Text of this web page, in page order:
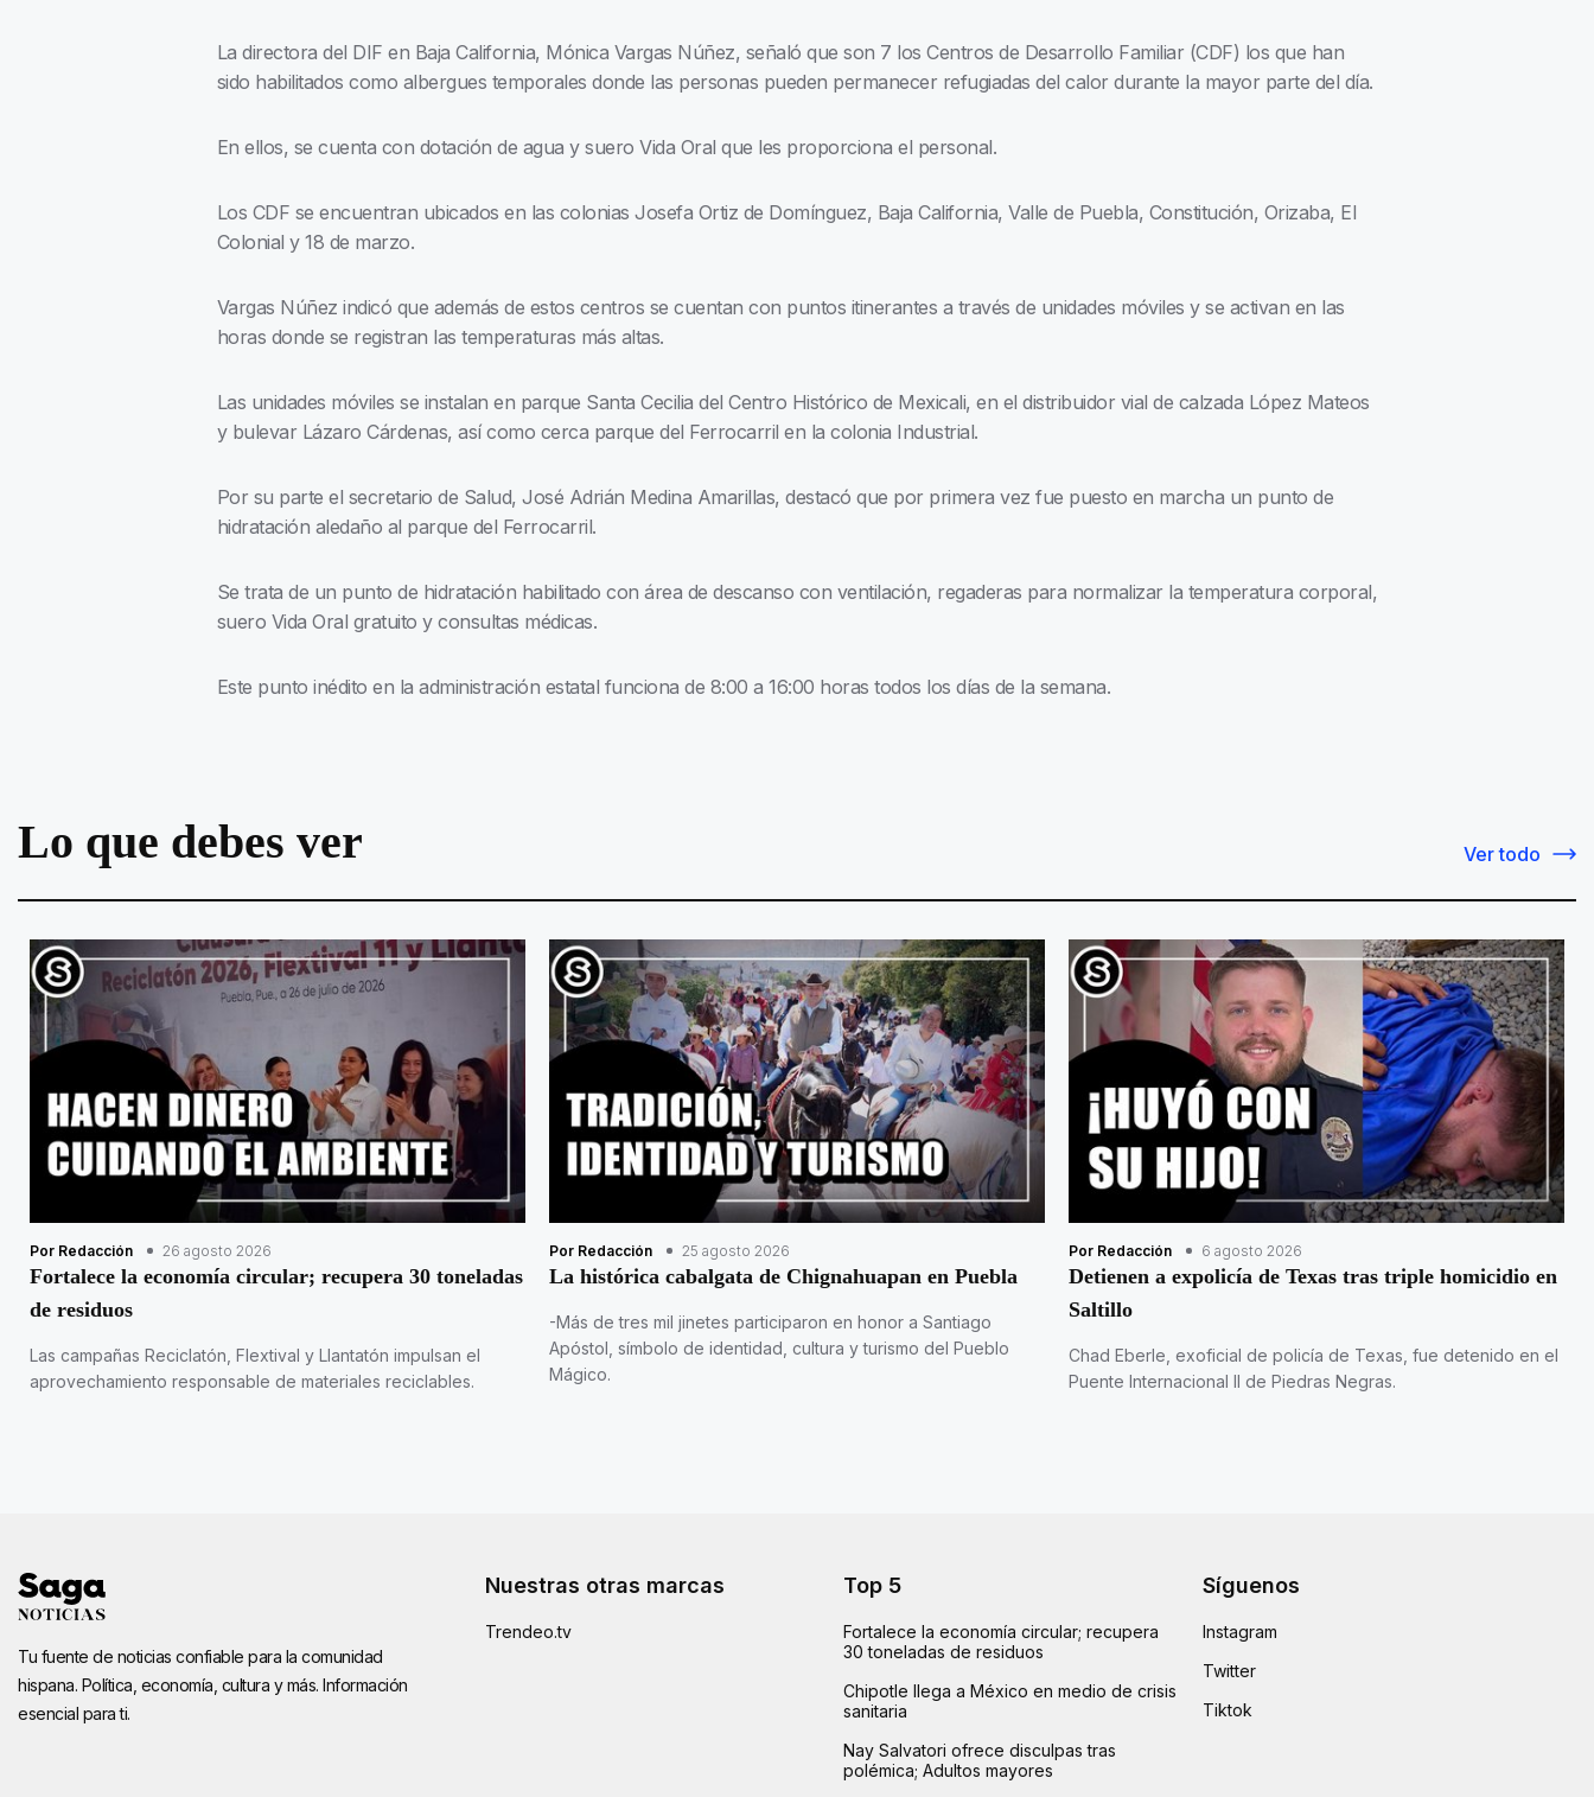
La directora del DIF en Baja California, Mónica Vargas Núñez, señaló que son 7 los Centros de Desarrollo Familiar (CDF) los que han
sido habilitados como albergues temporales donde las personas pueden permanecer refugiadas del calor durante la mayor parte del día.
En ellos, se cuenta con dotación de agua y suero Vida Oral que les proporciona el personal.
Los CDF se encuentran ubicados en las colonias Josefa Ortiz de Domínguez, Baja California, Valle de Puebla, Constitución, Orizaba, El
Colonial y 18 de marzo.
Vargas Núñez indicó que además de estos centros se cuentan con puntos itinerantes a través de unidades móviles y se activan en las
horas donde se registran las temperaturas más altas.
Las unidades móviles se instalan en parque Santa Cecilia del Centro Histórico de Mexicali, en el distribuidor vial de calzada López Mateos
y bulevar Lázaro Cárdenas, así como cerca parque del Ferrocarril en la colonia Industrial.
Por su parte el secretario de Salud, José Adrián Medina Amarillas, destacó que por primera vez fue puesto en marcha un punto de
hidratación aledaño al parque del Ferrocarril.
Se trata de un punto de hidratación habilitado con área de descanso con ventilación, regaderas para normalizar la temperatura corporal,
suero Vida Oral gratuito y consultas médicas.
Este punto inédito en la administración estatal funciona de 8:00 a 16:00 horas todos los días de la semana.
Lo que debes ver Ver todo
Por Redacción 26 agosto 2026
Fortalece la economía circular; recupera 30 toneladas
de residuos
Las campañas Reciclatón, Flextival y Llantatón impulsan el
aprovechamiento responsable de materiales reciclables.
Por Redacción 25 agosto 2026
La histórica cabalgata de Chignahuapan en Puebla
-Más de tres mil jinetes participaron en honor a Santiago
Apóstol, símbolo de identidad, cultura y turismo del Pueblo
Mágico.
Por Redacción 6 agosto 2026
Detienen a expolicía de Texas tras triple homicidio en
Saltillo
Chad Eberle, exoficial de policía de Texas, fue detenido en el
Puente Internacional II de Piedras Negras.
Tu fuente de noticias confiable para la comunidad
hispana. Política, economía, cultura y más. Información
esencial para ti.
Nuestras otras marcas
Trendeo.tv
Top 5
Fortalece la economía circular; recupera
30 toneladas de residuos
Chipotle llega a México en medio de crisis
sanitaria
Nay Salvatori ofrece disculpas tras
polémica; Adultos mayores
Síguenos
Instagram
Twitter
Tiktok